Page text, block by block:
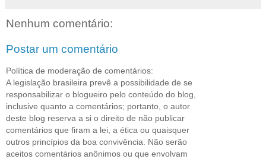
Nenhum comentário:
Postar um comentário
Política de moderação de comentários:
A legislação brasileira prevê a possibilidade de se
responsabilizar o blogueiro pelo conteúdo do blog,
inclusive quanto a comentários; portanto, o autor
deste blog reserva a si o direito de não publicar
comentários que firam a lei, a ética ou quaisquer
outros princípios da boa convivência. Não serão
aceitos comentários anônimos ou que envolvam